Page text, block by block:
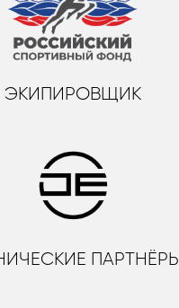
ЭКИПИРОВЩИК
ПАРТНЁРЫ